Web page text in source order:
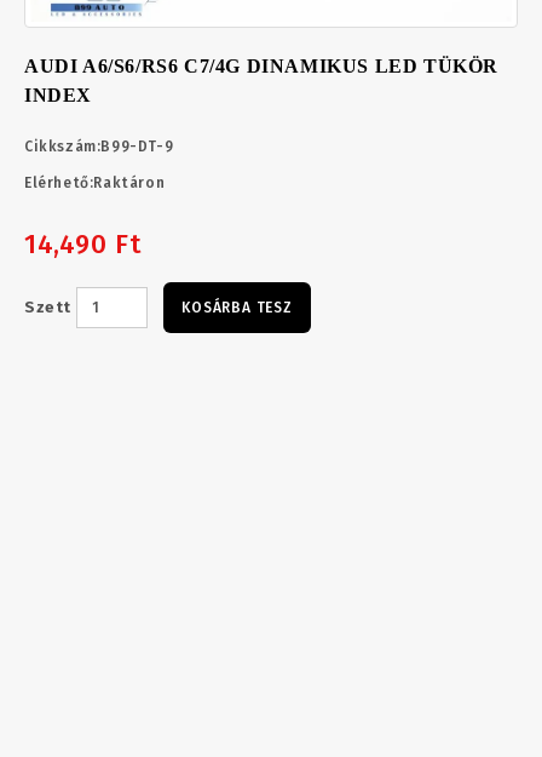
AUDI A6/S6/RS6 C7/4G DINAMIKUS LED TÜKÖR
INDEX
Cikkszám:B99-DT-9
Elérhető:Raktáron
14,490 Ft
Szett KOSÁRBA TESZ